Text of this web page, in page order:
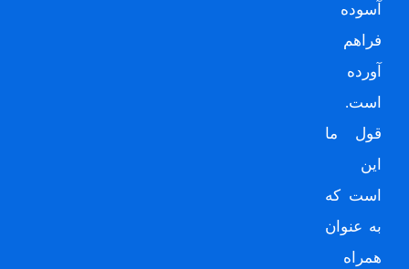
آسوده
فراهم
آورده
است.
قول ما
این
است که
به عنوان
همراه